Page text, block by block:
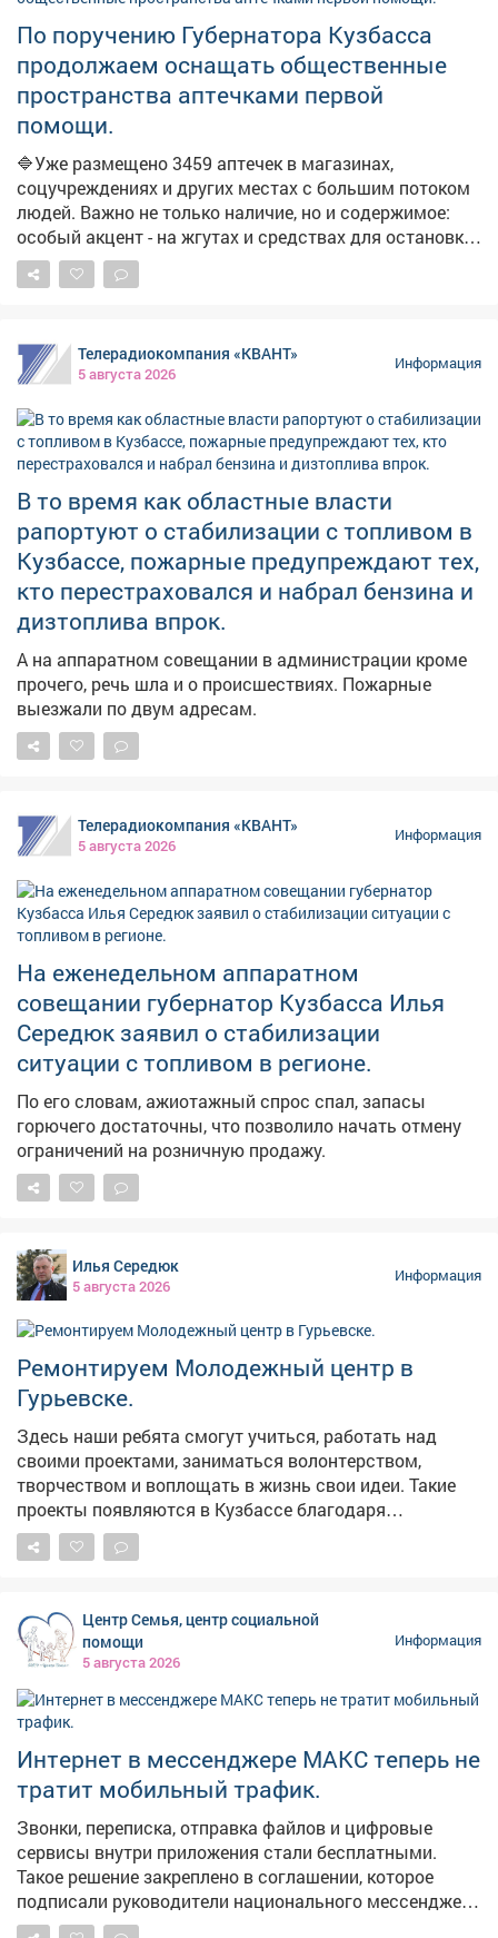
сетями, производителями и логистическими
операторами. Власти фиксируют жалобы из
отдельных поселений на отсутствие топлива. Главам
поручено отслеживать каждый сигнал и оперативно
отрабатывать проблемные точки. В ближайшие дни
повысит долю работающих АЗС. Запас топлива для
уборочной кампании уже сформирован, утверждён
чёткий график поставок.
По поручению Губернатора Кузбасса
продолжаем оснащать общественные
пространства аптечками первой
помощи.
🔷Уже размещено 3459 аптечек в магазинах,
соцучреждениях и других местах с большим потоком
людей. Важно не только наличие, но и содержимое:
особый акцент - на жгутах и средствах для остановки
кровотечений. ➡️Параллельно продолжаем
мониторинг укрытий. На фото - укрытия в
Телерадиокомпания «КВАНТ»
5 августа 2026
Информация
В то время как областные власти
рапортуют о стабилизации с топливом в
Кузбассе, пожарные предупреждают тех,
кто перестраховался и набрал бензина и
дизтоплива впрок.
А на аппаратном совещании в администрации кроме
прочего, речь шла и о происшествиях. Пожарные
выезжали по двум адресам.
Телерадиокомпания «КВАНТ»
5 августа 2026
Информация
На еженедельном аппаратном
совещании губернатор Кузбасса Илья
Середюк заявил о стабилизации
ситуации с топливом в регионе.
По его словам, ажиотажный спрос спал, запасы
горючего достаточны, что позволило начать отмену
ограничений на розничную продажу.
Илья Середюк
5 августа 2026
Информация
Ремонтируем Молодежный центр в
Гурьевске.
Здесь наши ребята смогут учиться, работать над
своими проектами, заниматься волонтерством,
творчеством и воплощать в жизнь свои идеи. Такие
проекты появляются в Кузбассе благодаря
федеральной поддержке - в том числе национальному
проекту «Молодежь и дети». Мы работаем над тем,
максимальные результаты в виде молодежных
центров, социальных учреждений, культурных и
образовательных площадок. Каждая новая точка
инвестиция в будущее. У ребят появляется больше
возможностей для самореализации, они могут
активнее включаться в жизнь своих городов и
поселков. Тем самым - связывают свое будущее с
Кузбассом. В следующем году откроем такое же
пространство в Киселевске.
Центр Семья, центр социальной
помощи
5 августа 2026
Информация
Интернет в мессенджере МАКС теперь не
тратит мобильный трафик.
Звонки, переписка, отправка файлов и цифровые
сервисы внутри приложения стали бесплатными.
Такое решение закреплено в соглашении, которое
подписали руководители национального мессенджера
и крупнейших операторов связи.